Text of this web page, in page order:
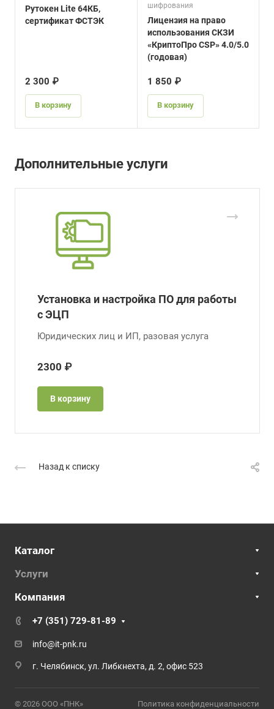
Рутокен Lite 64КБ,
сертификат ФСТЭК
2 300 ₽
В корзину
шифрования
Лицензия на право
использования СКЗИ
«КриптоПро CSP» 4.0/5.0
(годовая)
1 850 ₽
В корзину
Дополнительные услуги
Установка и настройка ПО для работы
с ЭЦП
Юридических лиц и ИП, разовая услуга
2300 ₽
В корзину
Назад к списку
Каталог
Услуги
Компания
+7 (351) 729-81-89
info@it-pnk.ru
г. Челябинск, ул. Либкнехта, д. 2, офис 523
© 2026 ООО «ПНК» Политика конфиденциальности